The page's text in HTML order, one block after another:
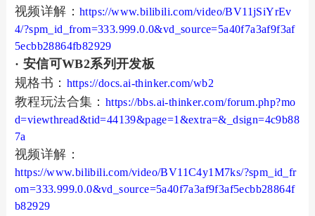
视频详解： https://www.bilibili.com/video/BV11jSiYrEv
4/?spm_id_from=333.999.0.0&vd_source=5a40f7a3af9f3af
5ecbb28864fb82929
· 安信可WB2系列开发板
规格书： https://docs.ai-thinker.com/wb2
教程玩法合集： https://bbs.ai-thinker.com/forum.php?mo
d=viewthread&tid=44139&page=1&extra=&_dsign=4c9b88
7a
视频详解：
https://www.bilibili.com/video/BV11C4y1M7ks/?spm_id_fr
om=333.999.0.0&vd_source=5a40f7a3af9f3af5ecbb28864f
b82929